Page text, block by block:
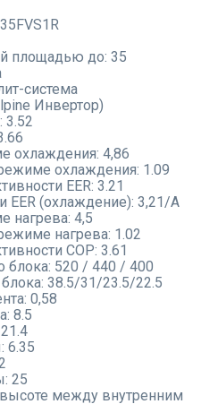
площадью до: 35
система
Инвертор)
3.52
охлаждения: 4,86
охлаждения: 1.09
EER: 3.21
EER (охлаждение): 3,21/A
нагрева: 4,5
нагрева: 1.02
COP: 3.61
блока: 520 / 440 / 400
38.5/31/23.5/22.5
0,58
8.5
21.4
6.35
25
между внутренним